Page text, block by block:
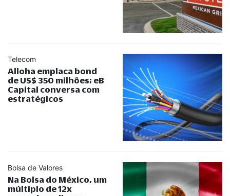
Telecom
Alloha emplaca bond
de US$ 350 milhões; eB
Capital conversa com
estratégicos
Bolsa de Valores
Na Bolsa do México, um
múltiplo de 12x